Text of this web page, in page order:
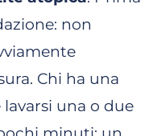
non
Chi ha una
una o due